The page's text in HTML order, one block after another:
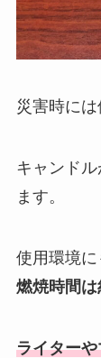
災害時には
キャンド
ます。
使用環境
燃焼時間
ライター